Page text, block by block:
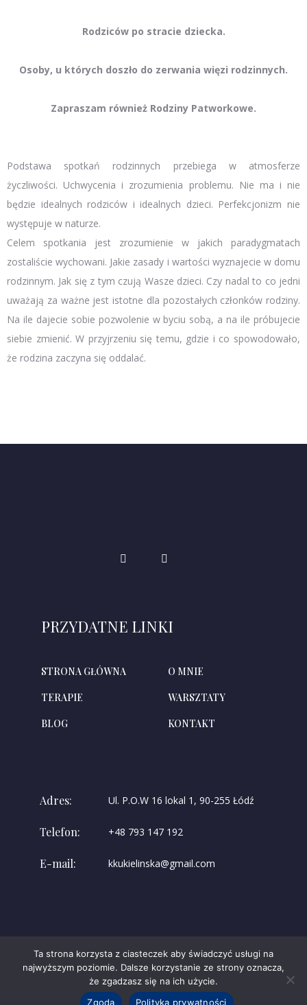
Rodziców po stracie dziecka.
Osoby, u których doszło do zerwania więzi rodzinnych.
Zapraszam również Rodziny Patworkowe.
Podstawa spotkań rodzinnych przebiega w atmosferze
życzliwości. Uchwycenia i zrozumienia problemu. Nie ma i nie
będzie idealnych rodziców i idealnych dzieci. Perfekcjonizm nie
występuje w naturze.
Celem spotkania jest zrozumienie w jakich paradygmatach
zostaliście wychowani. Jakie zasady i wartości wyznajecie w domu
rodzinnym. Jak się z tym czują Wasze dzieci. Czy nadal to co jedni
uważają za ważne jest istotne dla pozostałych członków rodziny.
Na ile dajecie sobie pozwolenie w byciu sobą, a na ile próbujecie
siebie zmienić. W przyjrzeniu się temu, gdzie i co spowodowało,
że rodzina zaczyna się oddalać.
PRZYDATNE LINKI
STRONA GŁÓWNA
O MNIE
TERAPIE
WARSZTATY
BLOG
KONTAKT
Adres: Ul. P.O.W 16 lokal 1, 90-255 Łódź
Telefon: +48 793 147 192
E-mail: kkukielinska@gmail.com
Strona stworzona przezSocialTarget
Ta strona korzysta z ciasteczek aby świadczyć usługi na
najwyższym poziomie. Dalsze korzystanie ze strony oznacza,
że zgadzasz się na ich użycie.
Zgoda
Polityka prywatności